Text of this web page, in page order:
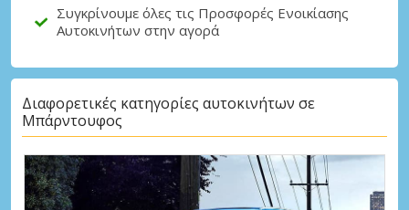
Συγκρίνουμε όλες τις Προσφορές Ενοικίασης
Αυτοκινήτων στην αγορά
Διαφορετικές κατηγορίες αυτοκινήτων σε
Μπάρντουφος